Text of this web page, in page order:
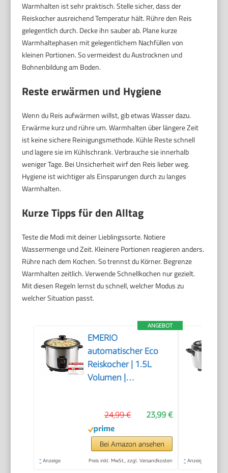
Warmhalten ist sehr praktisch. Stelle sicher, dass der
Reiskocher ausreichend Temperatur hält. Rühre den Reis
gelegentlich durch. Decke ihn sauber ab. Plane kurze
Warmhaltephasen mit gelegentlichem Nachfüllen von
kleinen Portionen. So vermeidest du Austrocknen und
Bohnenbildung am Boden.
Reste erwärmen und Hygiene
Wenn du Reis aufwärmen willst, gib etwas Wasser dazu.
Erwärme kurz und rühre um. Warmhalten über längere Zeit
ist keine sichere Reinigungsmethode. Kühle Reste schnell
und lagere sie im Kühlschrank. Verbrauche sie innerhalb
weniger Tage. Bei Unsicherheit wirf den Reis lieber weg.
Hygiene ist wichtiger als Einsparungen durch zu langes
Warmhalten.
Kurze Tipps für den Alltag
Teste die Modi mit deiner Lieblingssorte. Notiere
Wassermenge und Zeit. Kleinere Portionen reagieren anders.
Rühre nach dem Kochen. So trennst du Körner. Begrenze
Warmhalten zeitlich. Verwende Schnellkochen nur gezielt.
Mit diesen Regeln lernst du schnell, welcher Modus zu
welcher Situation passt.
ANGEBOT
EMERIO
automatischer Eco
Reiskocher | 1.5L
Volumen |
Antihaftbeschichtung
| Glasdeckel | inkl
Reislöffel +
Messbecher |
23,99 €
24,99 €
Bei Amazon ansehen
* Anzeige Preis inkl. MwSt., zzgl. Versandkosten * Anzeige